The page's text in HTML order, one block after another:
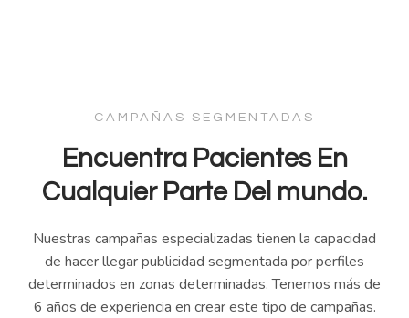
CAMPAÑAS SEGMENTADAS
Encuentra Pacientes En
Cualquier Parte Del mundo.
Nuestras campañas especializadas tienen la capacidad
de hacer llegar publicidad segmentada por perfiles
determinados en zonas determinadas. Tenemos más de
6 años de experiencia en crear este tipo de campañas.